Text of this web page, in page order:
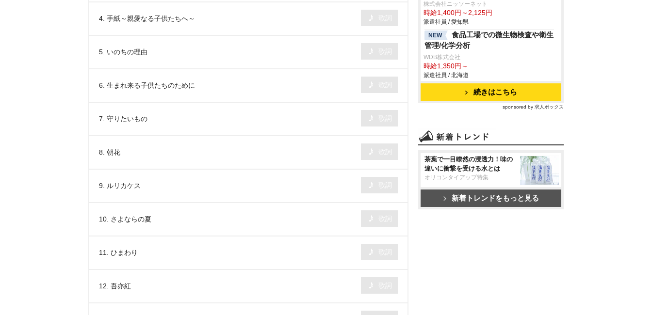
4. 手紙～親愛なる子供たちへ～
5. いのちの理由
6. 生まれ来る子供たちのために
7. 守りたいもの
8. 朝花
9. ルリカケス
10. さよならの夏
11. ひまわり
12. 吾亦紅
株式会社ニッソーネット
時給1,400円～2,125円
派遣社員 / 愛知県
NEW
食品工場での微生物検査や衛生
管理/化学分析
WDB株式会社
時給1,350円～
派遣社員 / 北海道
続きはこちら
sponsored by 求人ボックス
茶葉で一目瞭然の浸透力！味の
違いに衝撃を受ける水とは
オリコンタイアップ特集
新着トレンドをもっと見る